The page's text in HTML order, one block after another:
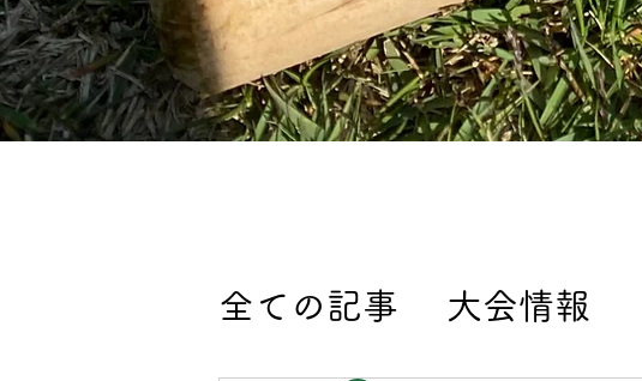
全ての記事 大会情報